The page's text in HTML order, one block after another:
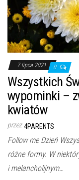
7 lipca 2021 0
Wszystkich
wypominki –
kwiatów
przez 4PARENTS
Follow me Dzień
różne formy. W
i melancholijnym…